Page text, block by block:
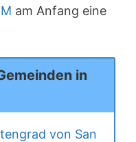
am Anfang eine
in
von San